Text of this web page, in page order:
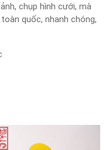
chụp hình cưới, mà
quốc, nhanh chóng,